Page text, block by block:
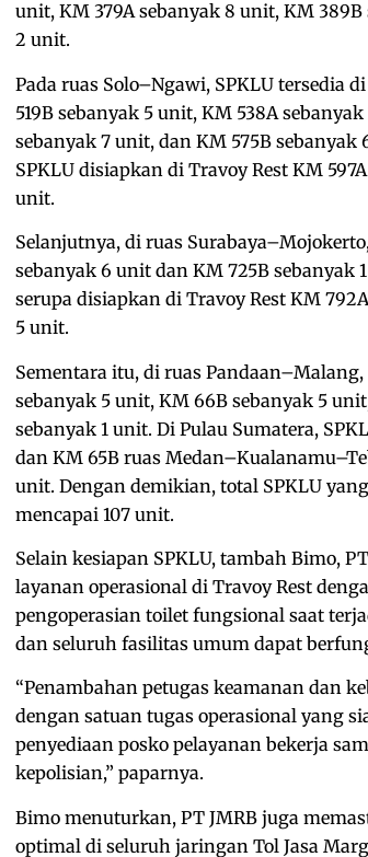
unit, KM 379A sebanyak 8 unit, KM
2 unit.
Pada ruas Solo–Ngawi, SPKLU tersedia
519B sebanyak 5 unit, KM 538A
sebanyak 7 unit, dan KM 575B
SPKLU disiapkan di Travoy Rest KM
unit.
Selanjutnya, di ruas
sebanyak 6 unit dan KM 725B sebanyak
serupa disiapkan di Travoy Rest KM
5 unit.
Sementara itu, di ruas
sebanyak 5 unit, KM 66B sebanyak 5
sebanyak 1 unit. Di Pulau Sumatera,
dan KM 65B ruas
unit. Dengan demikian, total SPKLU
mencapai 107 unit.
Selain kesiapan SPKLU, tambah Bimo,
layanan operasional di Travoy Rest
pengoperasian toilet fungsional saat
dan seluruh fasilitas umum dapat
“Penambahan petugas keamanan dan
dengan satuan tugas operasional yang
penyediaan posko pelayanan bekerja
kepolisian,” paparnya.
Bimo menuturkan, PT JMRB juga
optimal di seluruh jaringan Tol Jasa